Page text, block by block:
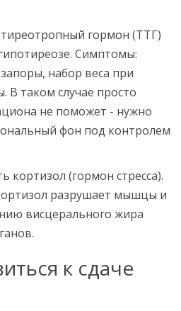
тиреотропный гормон (ТТГ)
Симптомы:
набор веса при
В таком случае просто
не поможет - нужно
фон под контролем
кортизол (гормон стресса).
разрушает мышцы и
висцерального жира
к сдаче